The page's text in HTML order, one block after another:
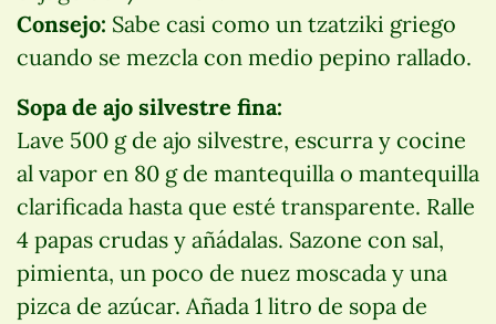
Consejo: Sabe casi como un tzatziki griego
cuando se mezcla con medio pepino rallado.
Sopa de ajo silvestre fina:
Lave 500 g de ajo silvestre, escurra y cocine
al vapor en 80 g de mantequilla o mantequilla
clarificada hasta que esté transparente. Ralle
4 papas crudas y añádalas. Sazone con sal,
pimienta, un poco de nuez moscada y una
pizca de azúcar. Añada 1 litro de sopa de